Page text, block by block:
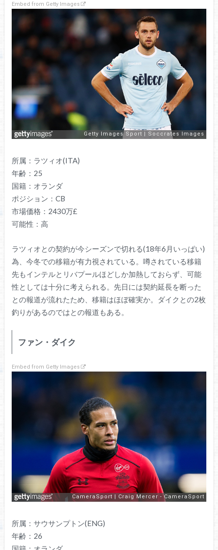
Embed from Getty Images
所属：ラツィオ(ITA)
年齢：25
国籍：オランダ
ポジション：CB
市場価格：2430万£
可能性：高
ラツィオとの契約が今シーズンで切れる(18年6月いっぱい)
為、今冬での移籍が有力視されている。噂されている移籍
先もインテルとリバプールほどしか加熱しておらず、可能
性としては十分に考えられる。先日には契約延長を断った
との報道が流れたため、移籍はほぼ確実か。ダイクとの2枚
釣りがあるのではとの報道もある。
ファン・ダイク
Embed from Getty Images
所属：サウサンプトン(ENG)
年齢：26